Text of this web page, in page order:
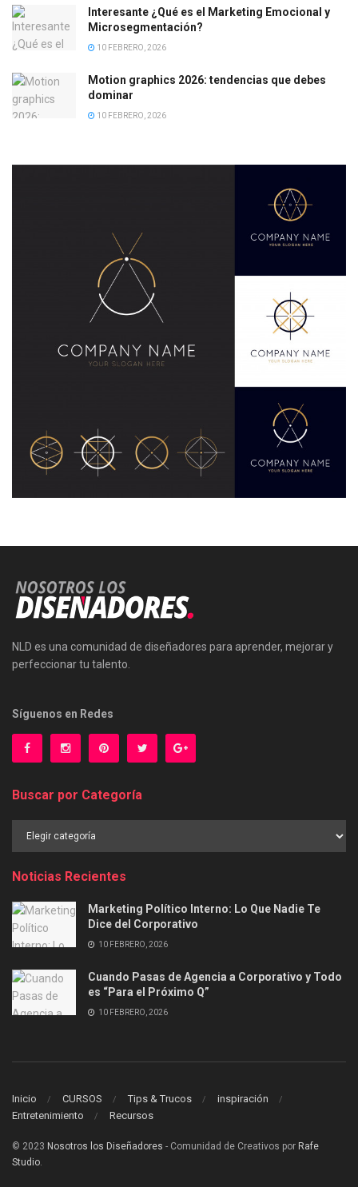
Interesante ¿Qué es el Marketing Emocional y
Microsegmentación?
10 FEBRERO, 2026
Motion graphics 2026: tendencias que debes
dominar
10 FEBRERO, 2026
NLD es una comunidad de diseñadores para aprender, mejorar y
perfeccionar tu talento.
Síguenos en Redes
Buscar por Categoría
Noticias Recientes
Marketing Político Interno: Lo Que Nadie Te
Dice del Corporativo
10 FEBRERO, 2026
Cuando Pasas de Agencia a Corporativo y Todo
es “Para el Próximo Q”
10 FEBRERO, 2026
Inicio CURSOS Tips & Trucos
inspiración
Entretenimiento
Recursos
© 2023 Nosotros los Diseñadores - Comunidad de Creativos por Rafe
Studio